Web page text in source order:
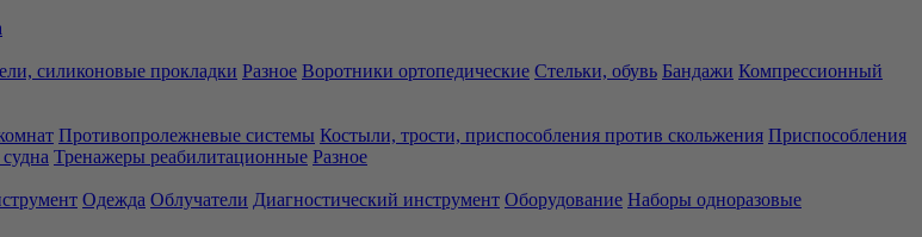
силиконовые прокладки Разное Воротники ортопедические Стельки, обувь Бандажи Компрессионный
Противопролежневые системы Костыли, трости, приспособления против скольжения Приспособления
Тренажеры реабилитационные Разное
Одежда Облучатели Диагностический инструмент Оборудование Наборы одноразовые